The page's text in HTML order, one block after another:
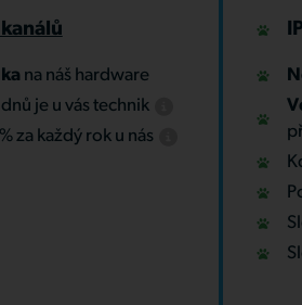
na náš hardware
je u vás technik
za každý rok u nás